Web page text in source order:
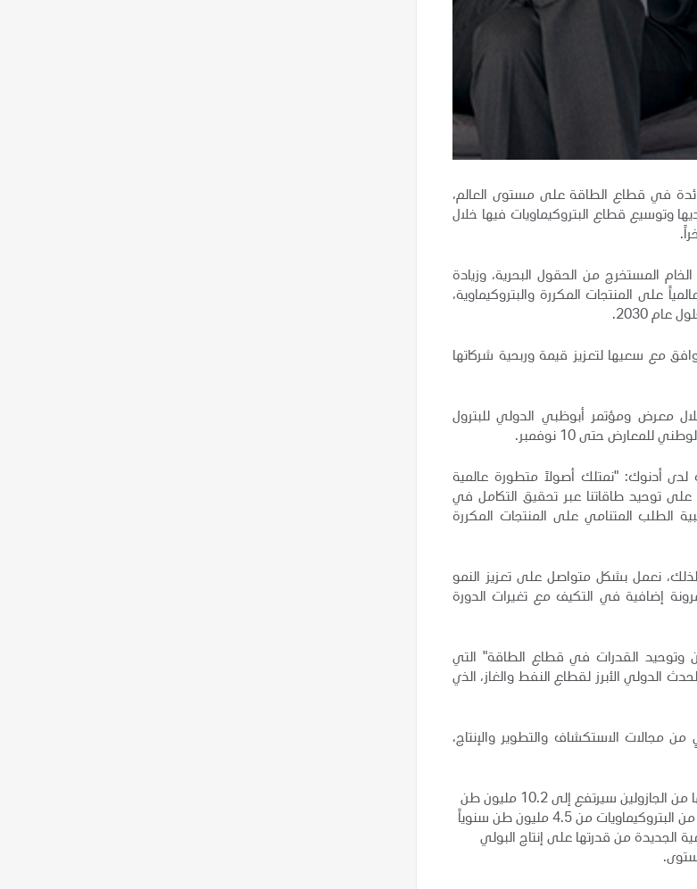
في قطاع الطاقة على مستوى العالم،
وتوسيع قطاع البتروكيماويات فيها خلال
المستخرج من الحقول البحرية، وزيادة
على المنتجات المكررة والبتروكيماوية،
2030.
مع سعيها لتعزيز قيمة وربحية شركاتها
معرض ومؤتمر أبوظبي الدولي للبترول
حتى 10 نوفمبر.
لدى أدنوك: "نمتلك أصولاً متطورة عالمية
توحيد طاقاتنا عبر تحقيق التكامل في
الطلب المتنامي على المنتجات المكررة
نعمل بشكل متواصل على تعزيز النمو
إضافية في التكيف مع تغيرات الدورة
وتوحيد القدرات في قطاع الطاقة" التي
الدولي الأبرز لقطاع النفط والغاز، الذي
مجالات الاستكشاف والتطوير والإنتاج،
وكانت أدنوك قد أعلنت مؤخراً ضمن خطتها الخمسية واستراتيجية 2030، أن إنتاجها من الجازولين سيرتفع إلى 10.2 مليون طن
إنتاجها من البتروكيماويات من 4.5 مليون طن سنوياً
وستزيد المشاريع التوسعية الجديدة من قدرتها على إنتاج البولي